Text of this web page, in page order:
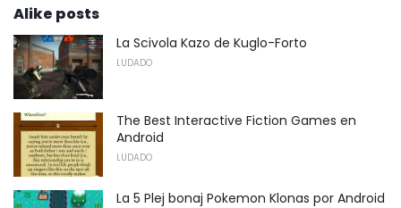
Alike posts
La Scivola Kazo de Kuglo-Forto
LUDADO
The Best Interactive Fiction Games en
Android
LUDADO
La 5 Plej bonaj Pokemon Klonas por Android